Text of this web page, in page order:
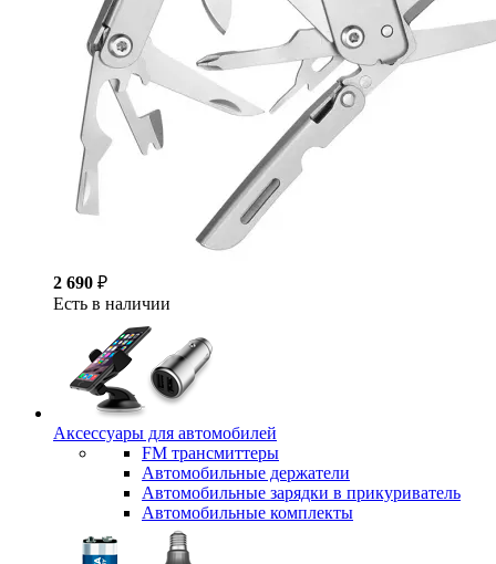
2 690 ₽
Есть в наличии
Аксессуары для автомобилей
FM трансмиттеры
Автомобильные держатели
Автомобильные зарядки в прикуриватель
Автомобильные комплекты